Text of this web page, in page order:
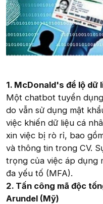
1. McDonald's để lộ
Một chatbot tuyển
do vẫn sử dụng mật
việc khiến dữ liệu cá
xin việc bị rò rỉ, bao
và thông tin trong CV.
trọng của việc áp dụng
đa yếu tố (MFA).
2. Tấn công mã độc
Arundel (Mỹ)